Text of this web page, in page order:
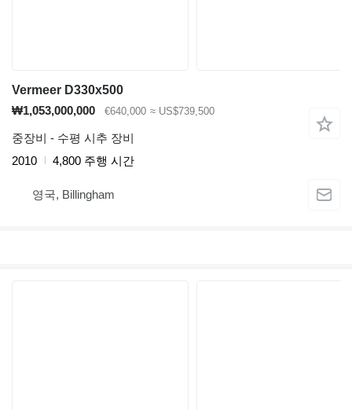
Vermeer D330x500
₩1,053,000,000
€640,000 ≈ US$739,500
중장비 - 수평 시추 장비
2010
4,800 주행 시간
영국, Billingham